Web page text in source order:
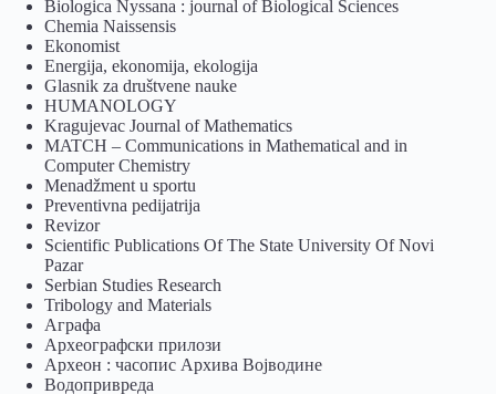
Biologica Nyssana : journal of Biological Sciences
Chemia Naissensis
Ekonomist
Energija, ekonomija, ekologija
Glasnik za društvene nauke
HUMANOLOGY
Kragujevac Journal of Mathematics
MATCH – Communications in Mathematical and in
Computer Chemistry
Menadžment u sportu
Preventivna pedijatrija
Revizor
Scientific Publications Of The State University Of Novi
Pazar
Serbian Studies Research
Tribology and Materials
Аграфа
Археографски прилози
Археон : часопис Архива Војводине
Водопривреда